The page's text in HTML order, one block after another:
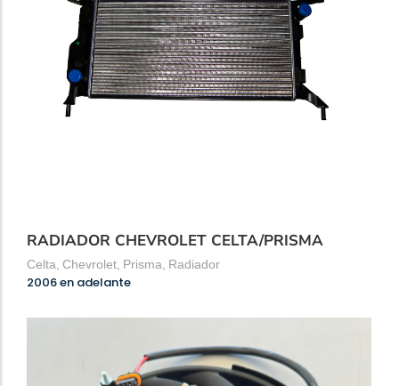
RADIADOR CHEVROLET CELTA/PRISMA
Celta, Chevrolet, Prisma, Radiador
2006 en adelante